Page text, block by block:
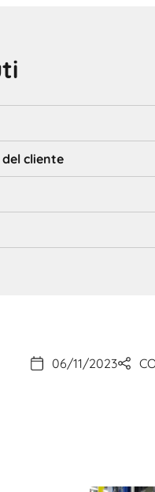
cliente
06/11/2023